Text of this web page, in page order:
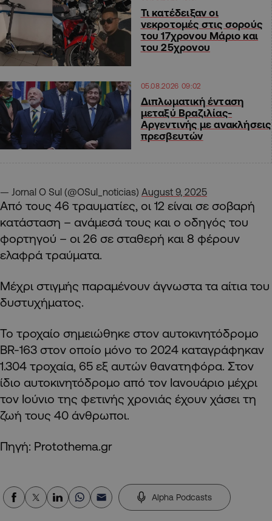
Τι κατέδειξαν οι
νεκροτομές στις σορούς
του 17χρονου Μάριο και
του 25χρονου
05.08.2026 09:02
Διπλωματική ένταση
μεταξύ Βραζιλίας-
Αργεντινής με ανακλήσεις
πρεσβευτών
— Jornal O Sul (@OSul_noticias) August 9, 2025
Από τους 46 τραυματίες, οι 12 είναι σε σοβαρή
κατάσταση – ανάμεσά τους και ο οδηγός του
φορτηγού – οι 26 σε σταθερή και 8 φέρουν
ελαφρά τραύματα.
Μέχρι στιγμής παραμένουν άγνωστα τα αίτια του
δυστυχήματος.
Το τροχαίο σημειώθηκε στον αυτοκινητόδρομο
BR-163 στον οποίο μόνο το 2024 καταγράφηκαν
1.304 τροχαία, 65 εξ αυτών θανατηφόρα. Στον
ίδιο αυτοκινητόδρομο από τον Ιανουάριο μέχρι
τον Ιούνιο της φετινής χρονιάς έχουν χάσει τη
ζωή τους 40 άνθρωποι.
Πηγή: Protothema.gr
Alpha Podcasts